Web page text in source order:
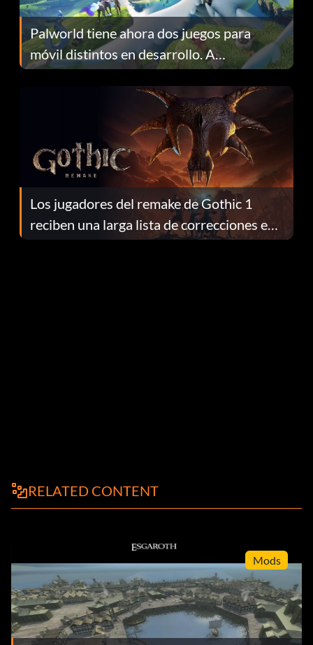
Palworld tiene ahora dos juegos para
móvil distintos en desarrollo. A
continuación te explicamos por qué.
Los jugadores del remake de Gothic 1
reciben una larga lista de correcciones en
el parche 1.0.4
RELATED CONTENT
Mods